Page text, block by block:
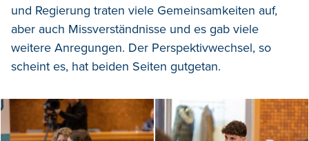
und Regierung traten viele Gemeinsamkeiten auf,
aber auch Missverständnisse und es gab viele
weitere Anregungen. Der Perspektivwechsel, so
scheint es, hat beiden Seiten gutgetan.